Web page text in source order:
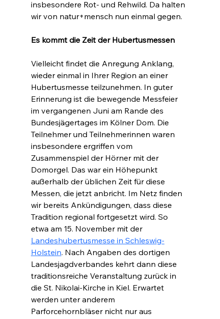
insbesondere Rot- und Rehwild. Da halten
wir von natur+mensch nun einmal gegen.
Es kommt die Zeit der Hubertusmessen
Vielleicht findet die Anregung Anklang,
wieder einmal in Ihrer Region an einer
Hubertusmesse teilzunehmen. In guter
Erinnerung ist die bewegende Messfeier
im vergangenen Juni am Rande des
Bundesjägertages im Kölner Dom. Die
Teilnehmer und Teilnehmerinnen waren
insbesondere ergriffen vom
Zusammenspiel der Hörner mit der
Domorgel. Das war ein Höhepunkt
außerhalb der üblichen Zeit für diese
Messen, die jetzt anbricht. Im Netz finden
wir bereits Ankündigungen, dass diese
Tradition regional fortgesetzt wird. So
etwa am 15. November mit der
Landeshubertusmesse in Schleswig-
Holstein. Nach Angaben des dortigen
Landesjagdverbandes kehrt dann diese
traditionsreiche Veranstaltung zurück in
die St. Nikolai-Kirche in Kiel. Erwartet
werden unter anderem
Parforcehornbläser nicht nur aus